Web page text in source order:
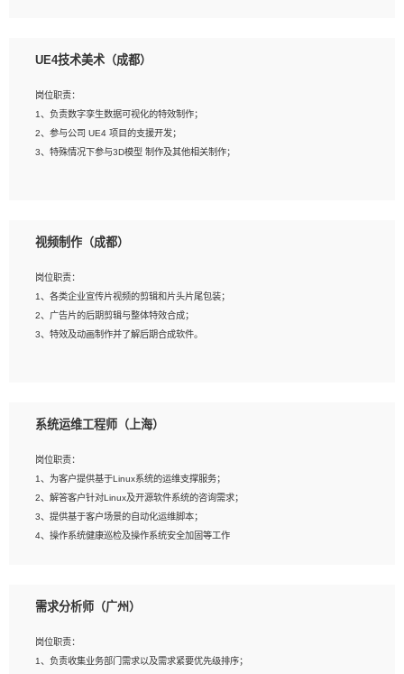
2、熟练掌握 Unity3D 程序开发，精通 C# 语言开发；
4、有良好的沟通能力和团队合作意识；
5、开发过 HoloLens 程序者优先。
UE4技术美术（成都）
岗位职责：
1、负责数字孪生数据可视化的特效制作；
2、参与公司 UE4 项目的支援开发；
3、特殊情况下参与3D模型 制作及其他相关制作；
上；
3、想象力丰富, 有一定的艺术审美深度；
4、有良好的场景特效搭建功底；
5、熟悉 3Ds Max 或者 Maya；
6、有良好的沟通能力和团队合作意识；
视频制作（成都）
岗位职责：
1、各类企业宣传片视频的剪辑和片头片尾包装；
2、广告片的后期剪辑与整体特效合成；
3、特效及动画制作并了解后期合成软件。
2、熟练使用After Effect、Photo Shop、熟练掌握视频剪辑和特效包装软件；
4、在剪辑上会思考，有一定编导思维；
5、踏实， 勤奋，愿意在工作中不断学习，提高自我；
6、能与同事友好相处。
系统运维工程师（上海）
岗位职责：
1、为客户提供基于Linux系统的运维支撑服务；
2、解答客户针对Linux及开源软件系统的咨询需求；
3、提供基于客户场景的自动化运维脚本；
4、操作系统健康巡检及操作系统安全加固等工作
1、全日制本科计算机相关专业毕业，3年以上相关工作经验；
3、熟练使用脚本语言，shell/python任一种，熟练使用Ansible
4、熟悉linux常见服务、中间件的基本原理、部署以及故障处理，如：Mysql、
需求分析师（广州）
岗位职责：
1、负责收集业务部门需求以及需求紧要优先级排序；